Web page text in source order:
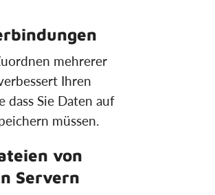
mehrerer
Ihren
dass Sie Daten auf
müssen.
von
Servern